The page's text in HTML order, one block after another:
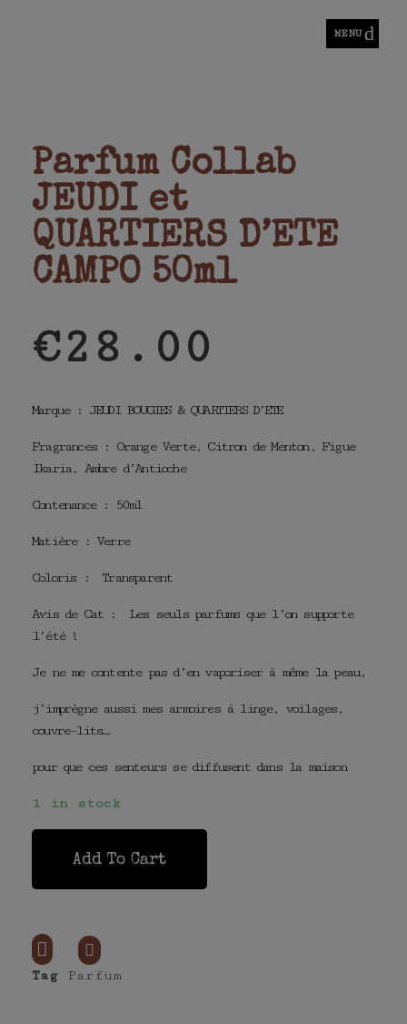
MENU
Parfum Collab
JEUDI et
QUARTIERS D’ETE
CAMPO 50ml
€28.00
Marque : JEUDI BOUGIES & QUARTIERS D’ETE
Fragrances : Orange Verte, Citron de Menton, Figue
Ikaria, Ambre d’Antioche
Contenance : 50ml
Matière : Verre
Coloris : Transparent
Avis de Cat : Les seuls parfums que l’on supporte
l’été !
Je ne me contente pas d’en vaporiser à même la peau,
j’imprègne aussi mes armoires à linge, voilages,
couvre-lits…
pour que ces senteurs se diffusent dans la maison
1 in stock
Add To Cart
Tag Parfum